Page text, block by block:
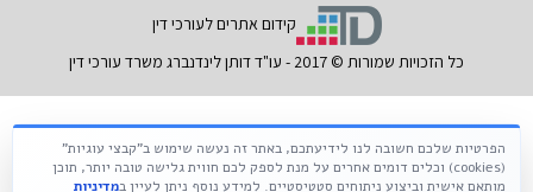
קידום אתרים לעורכי דין
כל הזכויות שמורות © 2017 - עו"ד דותן לינדנברג משרד עורכי דין
הפרטיות שלכם חשובה לנו לידיעתכם, באתר זה נעשה שימוש ב"קבצי עוגיות"
(cookies) וכלים דומים אחרים על מנת לספק לכם חווית גלישה טובה יותר, תוכן
מותאם אישית וביצוע ניתוחים סטטיסטיים. למידע נוסף ניתן לעיין במדיניות
Français עברית Русский